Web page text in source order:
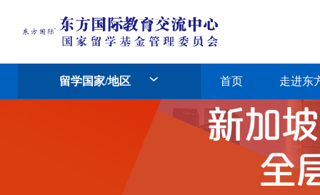
留学国家/地区 首页 走进东